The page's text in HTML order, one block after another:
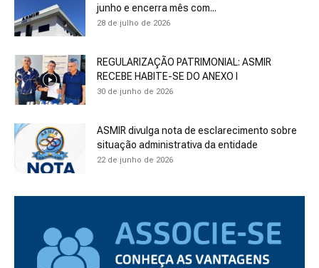
junho e encerra mês com...
28 de julho de 2026
REGULARIZAÇÃO PATRIMONIAL: ASMIR
RECEBE HABITE-SE DO ANEXO I
30 de junho de 2026
ASMIR divulga nota de esclarecimento sobre
situação administrativa da entidade
22 de junho de 2026